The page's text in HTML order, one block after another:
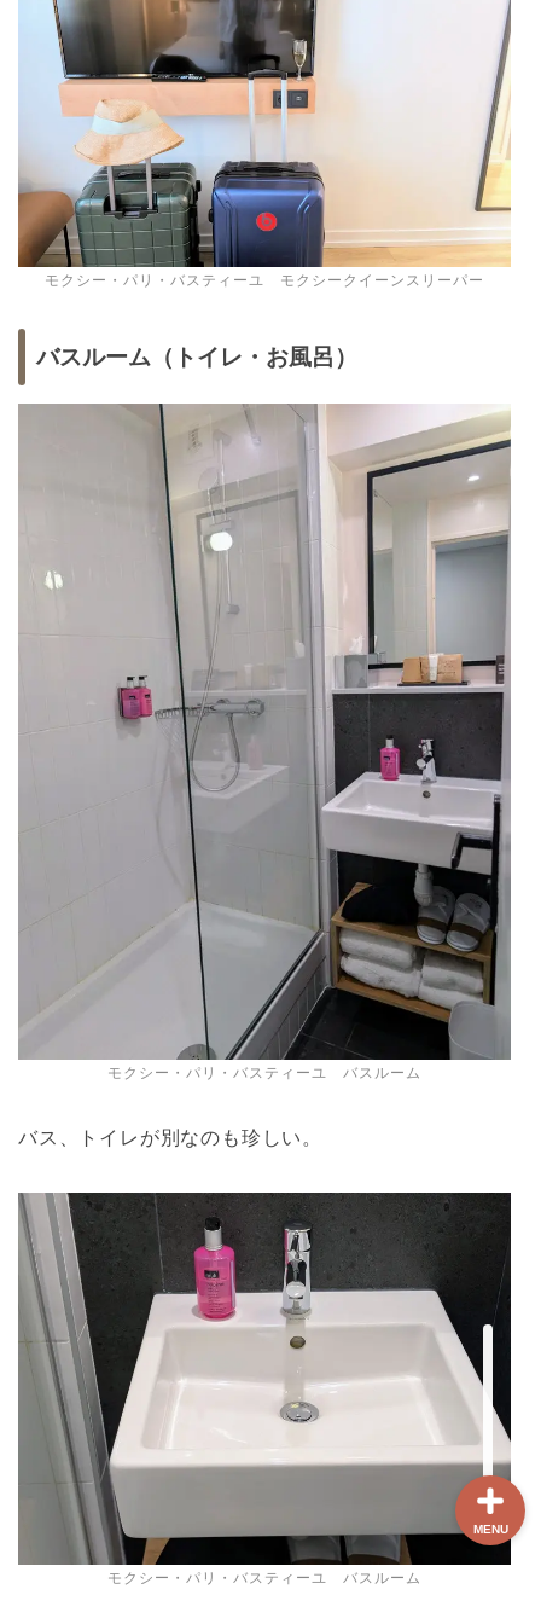
モクシー・パリ・バスティーユ モクシークイーンスリーパー
バスルーム（トイレ・お風呂）
モクシー・パリ・バスティーユ バスルーム
バス、トイレが別なのも珍しい。
モクシー・パリ・バスティーユ バスルーム
MENU
【最新版】パリ治安情報
当サイト限定クーポン
フランスボックスについ